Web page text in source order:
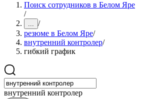
Поиск сотрудников в Белом Яре
/
... /
резюме в Белом Яре/
внутренний контролер/
гибкий график
внутренний контролер